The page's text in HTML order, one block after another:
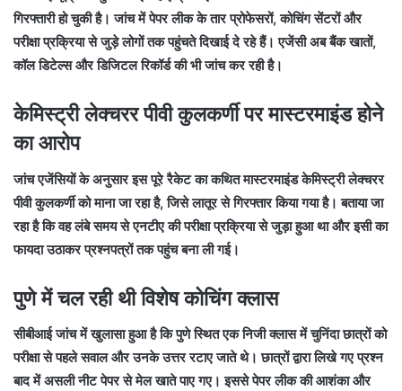
गिरफ्तारी हो चुकी है। जांच में पेपर लीक के तार प्रोफेसरों, कोचिंग सेंटरों और
परीक्षा प्रक्रिया से जुड़े लोगों तक पहुंचते दिखाई दे रहे हैं। एजेंसी अब बैंक खातों,
कॉल डिटेल्स और डिजिटल रिकॉर्ड की भी जांच कर रही है।
केमिस्ट्री लेक्चरर पीवी कुलकर्णी पर मास्टरमाइंड होने
का आरोप
जांच एजेंसियों के अनुसार इस पूरे रैकेट का कथित मास्टरमाइंड केमिस्ट्री लेक्चरर
पीवी कुलकर्णी को माना जा रहा है, जिसे लातूर से गिरफ्तार किया गया है। बताया जा
रहा है कि वह लंबे समय से एनटीए की परीक्षा प्रक्रिया से जुड़ा हुआ था और इसी का
फायदा उठाकर प्रश्नपत्रों तक पहुंच बना ली गई।
पुणे में चल रही थी विशेष कोचिंग क्लास
सीबीआई जांच में खुलासा हुआ है कि पुणे स्थित एक निजी क्लास में चुनिंदा छात्रों को
परीक्षा से पहले सवाल और उनके उत्तर रटाए जाते थे। छात्रों द्वारा लिखे गए प्रश्न
बाद में असली नीट पेपर से मेल खाते पाए गए। इससे पेपर लीक की आशंका और